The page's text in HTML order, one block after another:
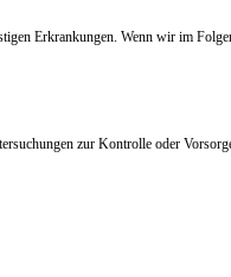
Erkrankungen. Wenn wir im
zur Kontrolle oder